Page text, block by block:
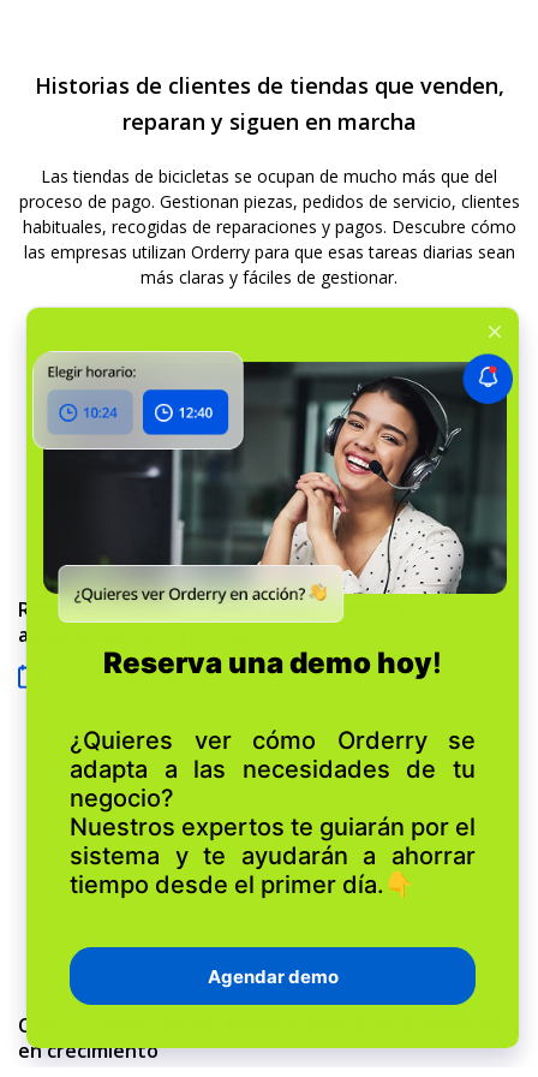
opciones basadas en API para flujos de trabajo
personalizados. Esto le ofrece a tu tienda una forma de
conectar formularios, contactos, clientes potenciales y
suficiente.
Historias de clientes de tiendas que venden,
reparan y siguen en marcha
Las tiendas de bicicletas se ocupan de mucho más que del
proceso de pago. Gestionan piezas, pedidos de servicio, clientes
habituales, recogidas de reparaciones y pagos. Descubre cómo
las empresas utilizan Orderry para que esas tareas diarias sean
más claras y fáciles de gestionar.
Reparaciones oportunas y menos trabajo
administrativo con Orderry
15 Julio 2026
Cómo un taller de escúteres transformó el desorden
en crecimiento